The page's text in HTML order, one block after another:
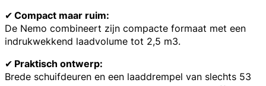
✔Compact maar ruim:
De Nemo combineert zijn compacte formaat met een
indrukwekkend laadvolume tot 2,5 m3.
✔ Praktisch ontwerp:
Brede schuifdeuren en een laaddrempel van slechts 53